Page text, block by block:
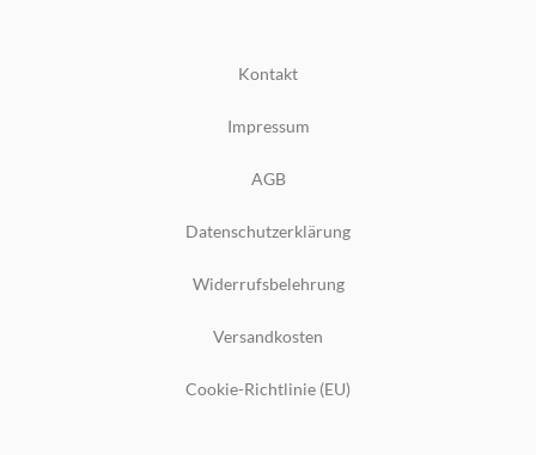
Kontakt
Impressum
AGB
Datenschutzerklärung
Widerrufsbelehrung
Versandkosten
Cookie-Richtlinie (EU)